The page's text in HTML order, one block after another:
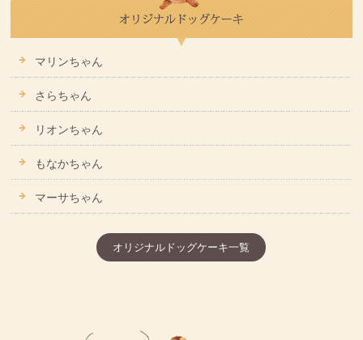
マリンちゃん
さらちゃん
リオンちゃん
もなかちゃん
マーサちゃん
オリジナルドッグケーキ一覧